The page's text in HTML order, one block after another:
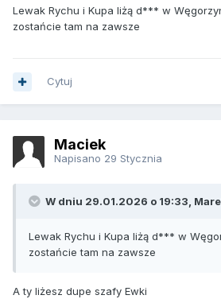
Lewak Rychu i Kupa liżą d*** w
zostańcie tam na zawsze
Cytuj
Maciek
Napisano 29 Stycznia
W dniu 29.01.2026 o 19:33,
Lewak Rychu i Kupa liżą d*** w
zostańcie tam na zawsze
A ty liżesz dupe szafy Ewki